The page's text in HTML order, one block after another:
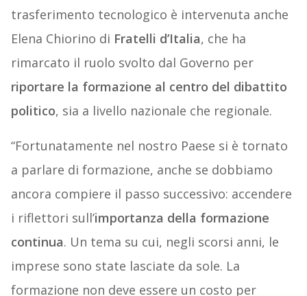
trasferimento tecnologico è intervenuta anche
Elena Chiorino di Fratelli d’Italia, che ha
rimarcato il ruolo svolto dal Governo per
riportare la formazione al centro del dibattito
politico, sia a livello nazionale che regionale.
“Fortunatamente nel nostro Paese si è tornato
a parlare di formazione, anche se dobbiamo
ancora compiere il passo successivo: accendere
i riflettori sull’importanza della formazione
continua. Un tema su cui, negli scorsi anni, le
imprese sono state lasciate da sole. La
formazione non deve essere un costo per